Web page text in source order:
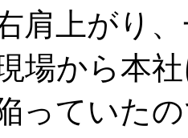
肩上がり
場から本
っていた